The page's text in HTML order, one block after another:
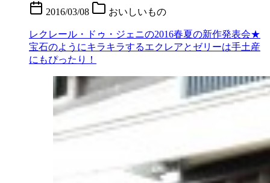
2016/03/08 おいしいもの
レクレール・ドゥ・ジェニの2016春夏の新作発表会★
宝石のようにキラキラするエクレアとゼリーは手土産
にもぴったり！